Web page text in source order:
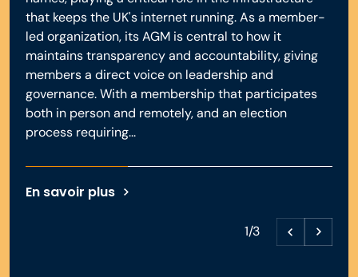
that keeps the UK's internet running. As a member-
led organization, its AGM is central to how it
maintains transparency and accountability, giving
members a direct voice on leadership and
governance. With a membership that participates
both in person and remotely, and an election
process requiring...
En savoir plus
1/3